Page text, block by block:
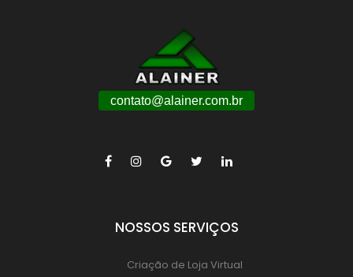
contato@alainer.com.br
NOSSOS SERVIÇOS
Criação de Loja Virtual